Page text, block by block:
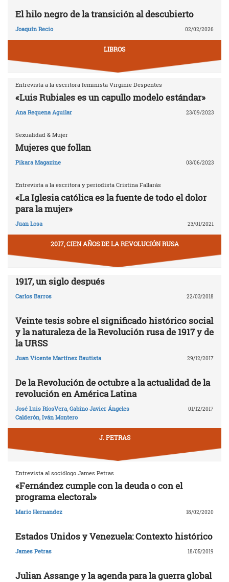
El hilo negro de la transición al descubierto
Joaquín Recio 02/02/2026
LIBROS
Entrevista a la escritora feminista Virginie Despentes
«Luis Rubiales es un capullo modelo estándar»
Ana Requena Aguilar 23/09/2023
Sexualidad & Mujer
Mujeres que follan
Pikara Magazine 03/06/2023
Entrevista a la escritora y periodista Cristina Fallarás
«La Iglesia católica es la fuente de todo el dolor
para la mujer»
Juan Losa 23/01/2021
2017, CIEN AÑOS DE LA REVOLUCIÓN RUSA
1917, un siglo después
Carlos Barros 22/03/2018
Veinte tesis sobre el significado histórico social
y la naturaleza de la Revolución rusa de 1917 y de
la URSS
Juan Vicente Martínez Bautista 29/12/2017
De la Revolución de octubre a la actualidad de la
revolución en América Latina
José Luis RíosVera, Gabino Javier Ángeles
Calderón, Iván Montero
01/12/2017
J. PETRAS
Entrevista al sociólogo James Petras
«Fernández cumple con la deuda o con el
programa electoral»
Mario Hernandez 18/02/2020
Estados Unidos y Venezuela: Contexto histórico
James Petras 18/05/2019
Julian Assange y la agenda para la guerra global